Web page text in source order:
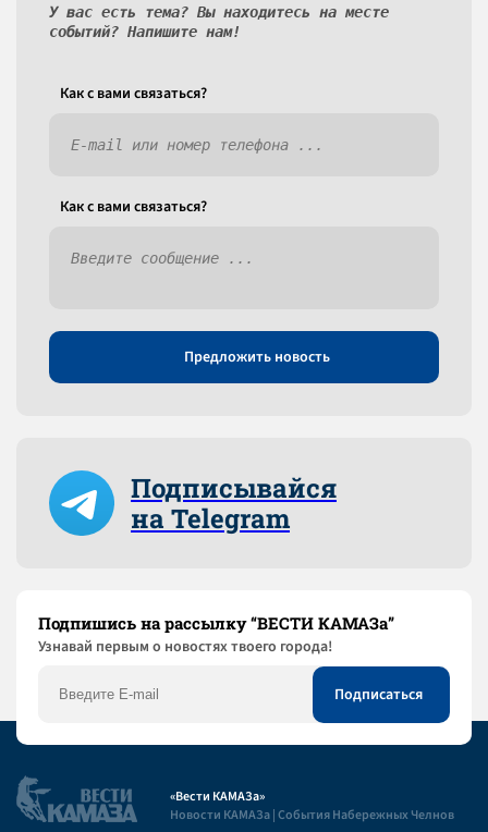
У вас есть тема? Вы находитесь на месте
событий? Напишите нам!
Как c вами связаться?
Как c вами связаться?
Предложить новость
Подписывайся
на Telegram
Подпишись на рассылку “ВЕСТИ КАМАЗа”
Узнaвай первым о новостях твоего города!
«Вести КАМАЗа»
Новости КАМАЗа | События Набережных Челнов